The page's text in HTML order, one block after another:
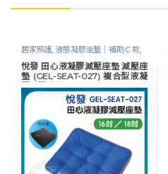
居家照護, 液態凝膠坐墊｜補助Ｃ款,
減壓防褥瘡,長照專區,預防褥瘡
悅發 田心液凝膠減壓座墊 減壓座
墊 (GEL-SEAT-027) 複合型液凝
膠減壓座墊